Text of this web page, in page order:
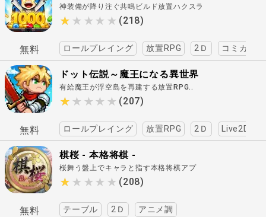
無料
神装備が降り注ぐ共鳴ビルド放置ハクスラ
RPG..
ロールプレイング 放置RPG 2Ｄ コミカル
★★★★★
★★★★★ (218)
無料
ドット伝説～魔王になる異世界
放置RPG～
有給魔王が浮空島を再建する放置RPG..
ロールプレイング 放置RPG 2Ｄ Live2D
★★★★★
★★★★★ (207)
無料
棋桜 - 本格将棋 -
桜舞う盤上でキャラと指す本格将棋アプ
リ..
テーブル 2Ｄ アニメ調
★★★★★
★★★★★ (208)